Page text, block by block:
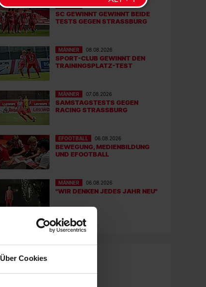
Über Cookies
MÄNNER 08.08.2026
SC GEWINNT GEWINNT BEIDE
TESTS GEGEN STRASSBURG
MÄNNER 08.08.2026
SPORT-CLUB GEWINNT DEN
TRAININGSPLATZ-TEST
MÄNNER 07.08.2026
SAMSTAGSTESTS GEGEN
RACING STRASSBURG
EFOOTBALL 06.08.2026
BEWEGUNG, MEDIENBILDUNG
UND EFOOTBALL
MÄNNER 06.08.2026
"WIR DENKEN JEDES JAHR NEU"